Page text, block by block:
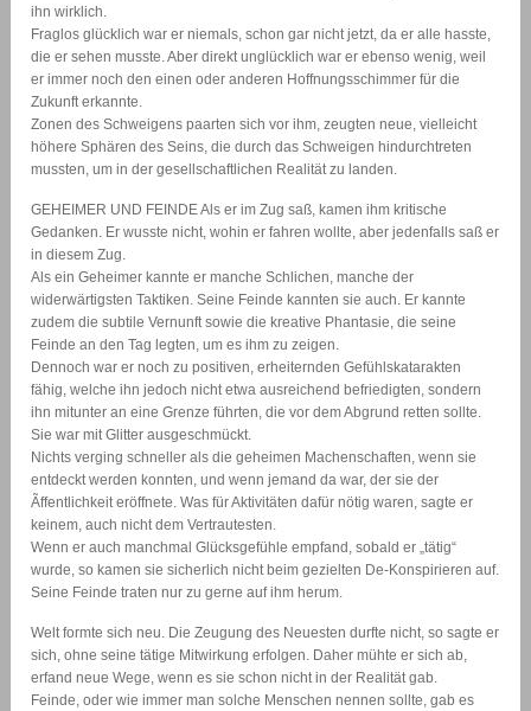
ihn wirklich.
Fraglos glücklich war er niemals, schon gar nicht jetzt, da er alle hasste,
die er sehen musste. Aber direkt unglücklich war er ebenso wenig, weil
er immer noch den einen oder anderen Hoffnungsschimmer für die
Zukunft erkannte.
Zonen des Schweigens paarten sich vor ihm, zeugten neue, vielleicht
höhere Sphären des Seins, die durch das Schweigen hindurchtreten
mussten, um in der gesellschaftlichen Realität zu landen.
GEHEIMER UND FEINDE Als er im Zug saß, kamen ihm kritische
Gedanken. Er wusste nicht, wohin er fahren wollte, aber jedenfalls saß er
in diesem Zug.
Als ein Geheimer kannte er manche Schlichen, manche der
widerwärtigsten Taktiken. Seine Feinde kannten sie auch. Er kannte
zudem die subtile Vernunft sowie die kreative Phantasie, die seine
Feinde an den Tag legten, um es ihm zu zeigen.
Dennoch war er noch zu positiven, erheiternden Gefühlskatarakten
fähig, welche ihn jedoch nicht etwa ausreichend befriedigten, sondern
ihn mitunter an eine Grenze führten, die vor dem Abgrund retten sollte.
Sie war mit Glitter ausgeschmückt.
Nichts verging schneller als die geheimen Machenschaften, wenn sie
entdeckt werden konnten, und wenn jemand da war, der sie der
Ãffentlichkeit eröffnete. Was für Aktivitäten dafür nötig waren, sagte er
keinem, auch nicht dem Vertrautesten.
Wenn er auch manchmal Glücksgefühle empfand, sobald er „tätig“
wurde, so kamen sie sicherlich nicht beim gezielten De-Konspirieren auf.
Seine Feinde traten nur zu gerne auf ihm herum.
Welt formte sich neu. Die Zeugung des Neuesten durfte nicht, so sagte er
sich, ohne seine tätige Mitwirkung erfolgen. Daher mühte er sich ab,
erfand neue Wege, wenn es sie schon nicht in der Realität gab.
Feinde, oder wie immer man solche Menschen nennen sollte, gab es